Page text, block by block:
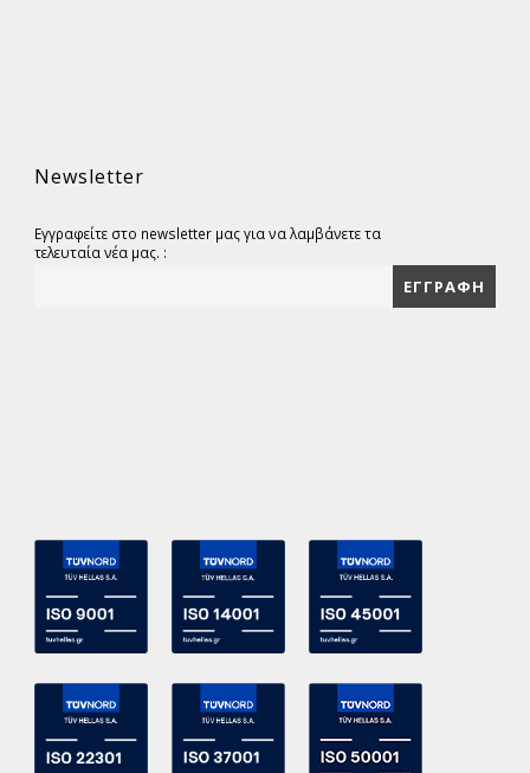
Newsletter
Εγγραφείτε στο newsletter μας για να λαμβάνετε τα
τελευταία νέα μας. :